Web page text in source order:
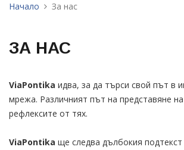
Начало За нас
ЗА НАС
ViaPontika идва, за да търси свой път в
мрежа. Различният път на представяне
рефлексите от тях.
ViaPontika ще следва дълбокия подтекст